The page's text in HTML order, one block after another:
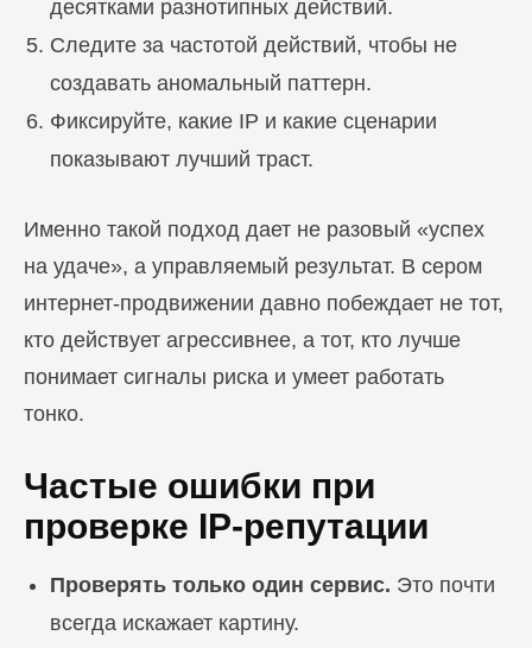
десятками разнотипных действий.
Следите за частотой действий, чтобы не
создавать аномальный паттерн.
Фиксируйте, какие IP и какие сценарии
показывают лучший траст.
Именно такой подход дает не разовый «успех
на удаче», а управляемый результат. В сером
интернет-продвижении давно побеждает не тот,
кто действует агрессивнее, а тот, кто лучше
понимает сигналы риска и умеет работать
тонко.
Частые ошибки при
проверке IP-репутации
Проверять только один сервис. Это почти
всегда искажает картину.